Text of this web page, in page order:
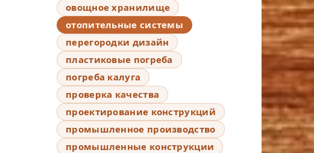
овощное хранилище
отопительные системы
перегородки дизайн
пластиковые погреба
погреба калуга
проверка качества
проектирование конструкций
промышленное производство
промышленные конструкции